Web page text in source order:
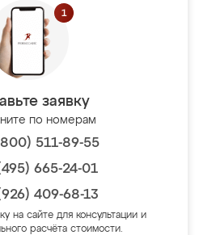
заявку
по номерам
511-89-55
665-24-01
409-68-13
на сайте для консультации и
расчёта стоимости.